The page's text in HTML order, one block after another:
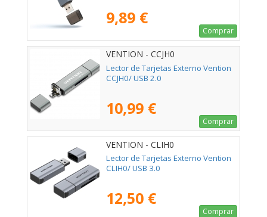
9,89 €
Comprar
VENTION - CCJH0
Lector de Tarjetas Externo Vention
CCJH0/ USB 2.0
10,99 €
Comprar
VENTION - CLIH0
Lector de Tarjetas Externo Vention
CLIH0/ USB 3.0
12,50 €
Comprar